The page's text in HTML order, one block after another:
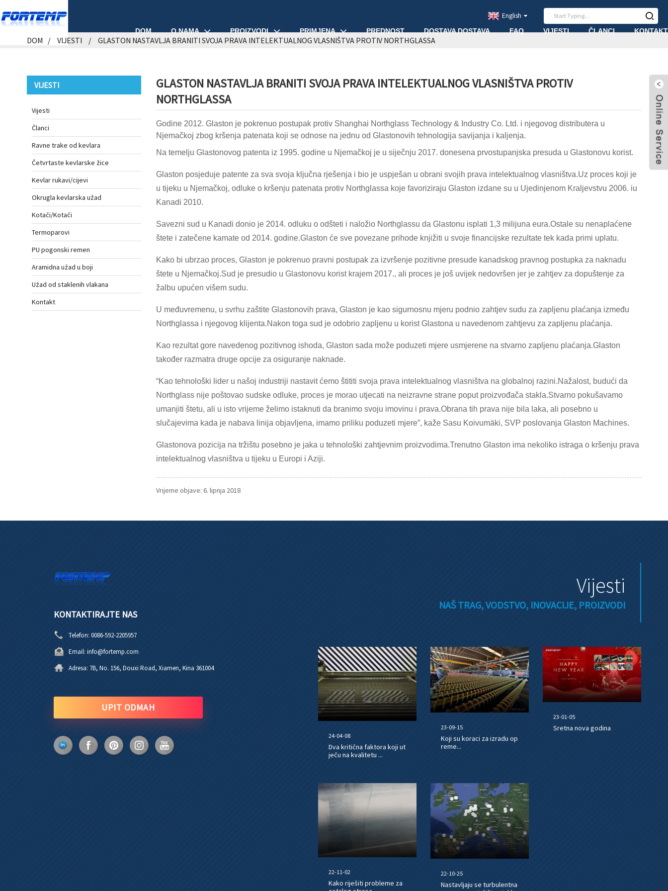
DOM O NAMA PROIZVODI PRIMJENA PREDNOST DOSTAVA DOSTAVA FAQ VIJESTI ČLANCI KONTAKT
English
DOM VIJESTI GLASTON NASTAVLJA BRANITI SVOJA PRAVA INTELEKTUALNOG VLASNIŠTVA PROTIV NORTHGLASSA
VIJESTI
Vijesti
Članci
Ravne trake od kevlara
Četvrtaste kevlarske žice
Kevlar rukavi/cijevi
Okrugla kevlarska užad
Kotači/Kotači
Termoparovi
PU pogonski remen
Aramidna užad u boji
Užad od staklenih vlakana
Kontakt
GLASTON NASTAVLJA BRANITI SVOJA PRAVA INTELEKTUALNOG VLASNIŠTVA PROTIV
NORTHGLASSA
Godine 2012. Glaston je pokrenuo postupak protiv Shanghai Northglass Technology & Industry Co. Ltd. i njegovog distributera u
Njemačkoj zbog kršenja patenata koji se odnose na jednu od Glastonovih tehnologija savijanja i kaljenja.
Na temelju Glastonovog patenta iz 1995. godine u Njemačkoj je u siječnju 2017. donesena prvostupanjska presuda u Glastonovu korist.
Glaston posjeduje patente za sva svoja ključna rješenja i bio je uspješan u obrani svojih prava intelektualnog vlasništva.Uz proces koji je
u tijeku u Njemačkoj, odluke o kršenju patenata protiv Northglassa koje favoriziraju Glaston izdane su u Ujedinjenom Kraljevstvu 2006. iu
Kanadi 2010.
Savezni sud u Kanadi donio je 2014. odluku o odšteti i naložio Northglassu da Glastonu isplati 1,3 milijuna eura.Ostale su nenaplaćene
štete i zatečene kamate od 2014. godine.Glaston će sve povezane prihode knjižiti u svoje financijske rezultate tek kada primi uplatu.
Kako bi ubrzao proces, Glaston je pokrenuo pravni postupak za izvršenje pozitivne presude kanadskog pravnog postupka za naknadu
štete u Njemačkoj.Sud je presudio u Glastonovu korist krajem 2017., ali proces je još uvijek nedovršen jer je zahtjev za dopuštenje za
žalbu upućen višem sudu.
U međuvremenu, u svrhu zaštite Glastonovih prava, Glaston je kao sigurnosnu mjeru podnio zahtjev sudu za zapljenu plaćanja između
Northglassa i njegovog klijenta.Nakon toga sud je odobrio zapljenu u korist Glastona u navedenom zahtjevu za zapljenu plaćanja.
Kao rezultat gore navedenog pozitivnog ishoda, Glaston sada može poduzeti mjere usmjerene na stvarno zapljenu plaćanja.Glaston
također razmatra druge opcije za osiguranje naknade.
“Kao tehnološki lider u našoj industriji nastavit ćemo štititi svoja prava intelektualnog vlasništva na globalnoj razini.Nažalost, budući da
Northglass nije poštovao sudske odluke, proces je morao utjecati na neizravne strane poput proizvođača stakla.Stvarno pokušavamo
umanjiti štetu, ali u isto vrijeme želimo istaknuti da branimo svoju imovinu i prava.Obrana tih prava nije bila laka, ali posebno u
slučajevima kada je nabava linija objavljena, imamo priliku poduzeti mjere”, kaže Sasu Koivumäki, SVP poslovanja Glaston Machines.
Glastonova pozicija na tržištu posebno je jaka u tehnološki zahtjevnim proizvodima.Trenutno Glaston ima nekoliko istraga o kršenju prava
intelektualnog vlasništva u tijeku u Europi i Aziji.
Vrijeme objave: 6. lipnja 2018
Vijesti
NAŠ TRAG, VODSTVO, INOVACIJE, PROIZVODI
24-04-08
Dva kritična faktora koji ut
ječu na kvalitetu ...
23-09-15
Koji su koraci za izradu op
reme...
23-01-05
Sretna nova godina
22-11-02
Kako riješiti probleme za
22-10-25
Nastavljaju se turbulentna
KONTAKTIRAJTE NAS
Telefon: 0086-592-2205957
Email: info@fortemp.com
Adresa: 7B, No. 156, Douxi Road, Xiamen, Kina 361004
UPIT ODMAH